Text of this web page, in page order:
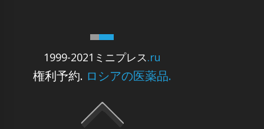
1999-2021ミニプレス.ru
権利予約. ロシアの医薬品.